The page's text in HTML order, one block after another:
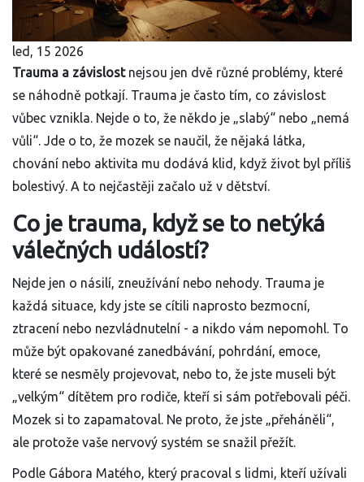
led, 15 2026
Trauma a závislostnejsou jen dvě různé problémy, které
se náhodně potkají. Trauma je často tím, co závislost
vůbec vznikla. Nejde o to, že někdo je „slabý“ nebo „nemá
vůli“. Jde o to, že mozek se naučil, že nějaká látka,
chování nebo aktivita mu dodává klid, když život byl příliš
bolestivý. A to nejčastěji začalo už v dětství.
Co je trauma, když se to netýká
válečných událostí?
Nejde jen o násilí, zneužívání nebo nehody. Trauma je
každá situace, kdy jste se cítili naprosto bezmocní,
ztracení nebo nezvládnutelní - a nikdo vám nepomohl. To
může být opakované zanedbávání, pohrdání, emoce,
které se nesměly projevovat, nebo to, že jste museli být
„velkým“ dítětem pro rodiče, kteří si sám potřebovali péči.
Mozek si to zapamatoval. Ne proto, že jste „přeháněli“,
ale protože vaše nervový systém se snažil přežít.
Podle Gábora Matého, který pracoval s lidmi, kteří užívali